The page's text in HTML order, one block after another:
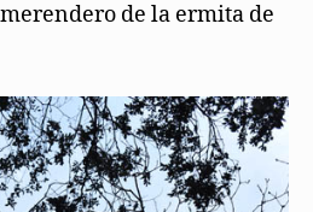
de la ermita de